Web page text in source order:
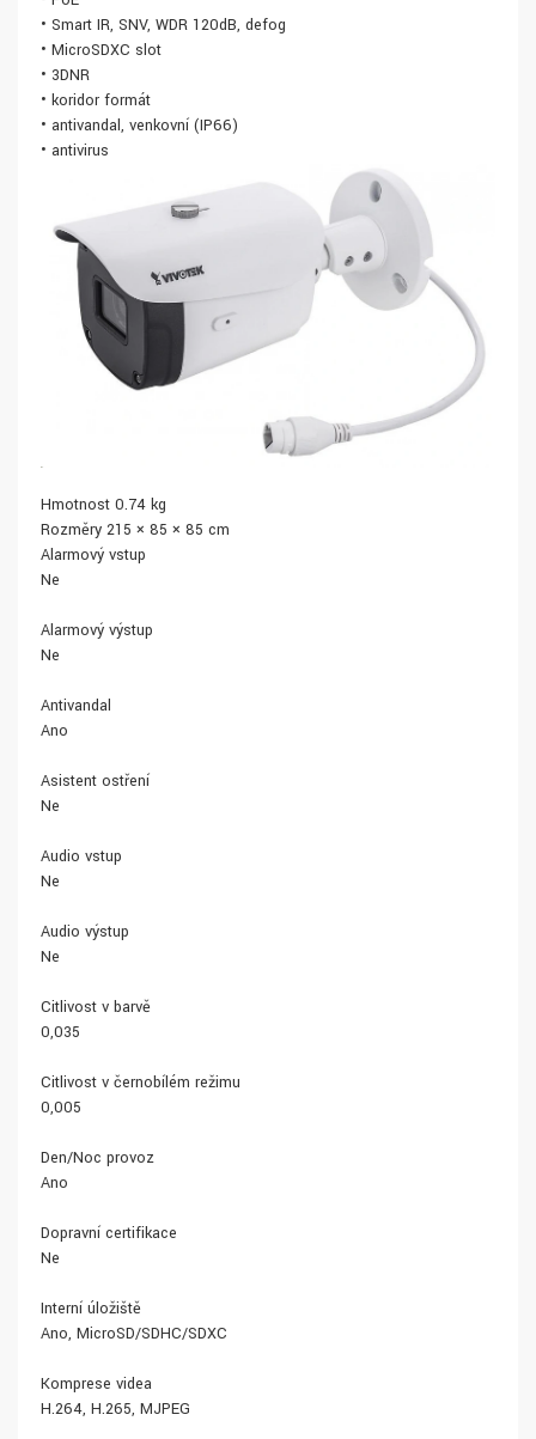
• Smart IR, SNV, WDR 120dB, defog
• MicroSDXC slot
• 3DNR
• koridor formát
• antivandal, venkovní (IP66)
• antivirus
Hmotnost 0.74 kg
Rozměry 215 × 85 × 85 cm
Alarmový vstup
Ne
Alarmový výstup
Ne
Antivandal
Ano
Asistent ostření
Ne
Audio vstup
Ne
Audio výstup
Ne
Citlivost v barvě
0,035
Citlivost v černobílém režimu
0,005
Den/Noc provoz
Ano
Dopravní certifikace
Ne
Interní úložiště
Ano, MicroSD/SDHC/SDXC
Komprese videa
H.264, H.265, MJPEG